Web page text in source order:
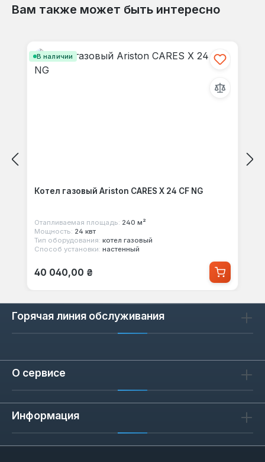
Вам также может быть интересно
В наличии
Котел газовый Ariston CARES X 24 CF NG
Отапливаемая площадь: 240 м²
Мощность: 24 квт
Тип оборудования: котел газовый
Способ установки: настенный
Обычная цена:
40 040,00 ₴
Горячая линия обслуживания
О сервисе
Информация